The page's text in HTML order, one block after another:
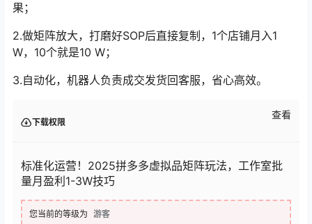
果；
2.做矩阵放大，打磨好SOP后直接复制，1个店铺月入1
W，10个就是10 W；
3.自动化，机器人负责成交发货回客服，省心高效。
下载权限
查看
标准化运营！2025拼多多虚拟品矩阵玩法，工作室批
量月盈利1-3W技巧
您当前的等级为 游客